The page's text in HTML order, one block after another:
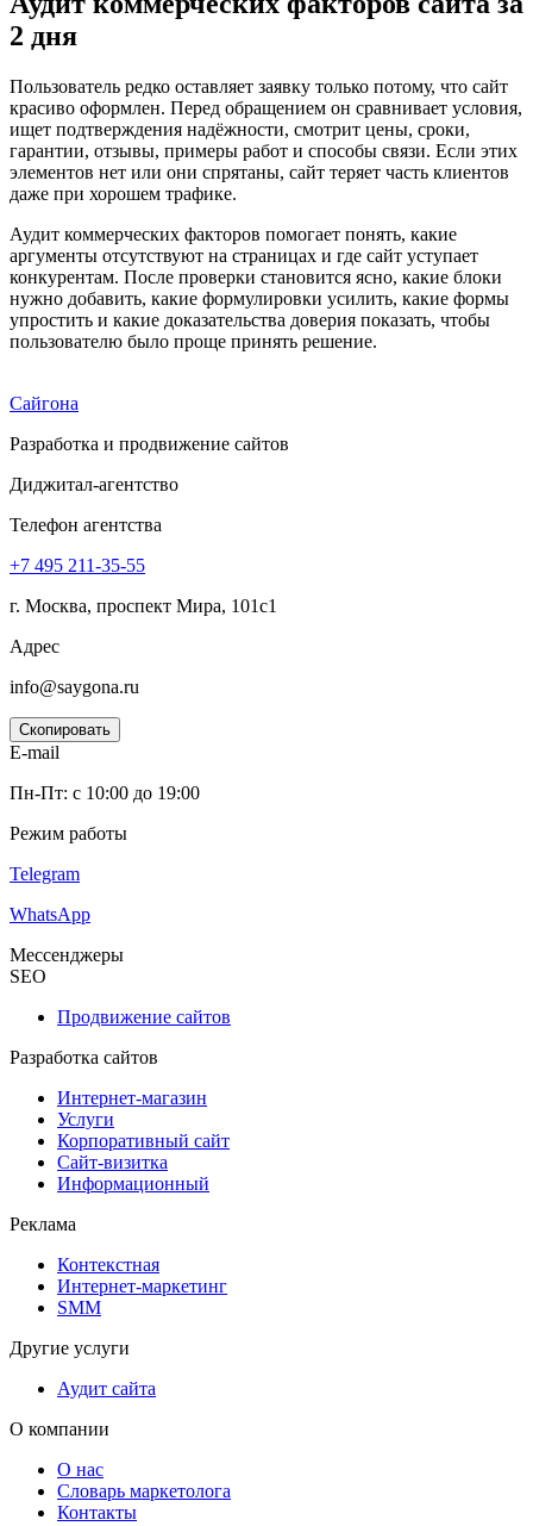
2 дня
Пользователь редко оставляет заявку только потому, что сайт
красиво оформлен. Перед обращением он сравнивает условия,
ищет подтверждения надёжности, смотрит цены, сроки,
гарантии, отзывы, примеры работ и способы связи. Если этих
элементов нет или они спрятаны, сайт теряет часть клиентов
даже при хорошем трафике.
Аудит коммерческих факторов помогает понять, какие
аргументы отсутствуют на страницах и где сайт уступает
конкурентам. После проверки становится ясно, какие блоки
нужно добавить, какие формулировки усилить, какие формы
упростить и какие доказательства доверия показать, чтобы
пользователю было проще принять решение.
Сайгона
Разработка и продвижение сайтов
Диджитал-агентство
Телефон агентства
+7 495 211-35-55
г. Москва, проспект Мира, 101с1
Адрес
info@saygona.ru
Скопировать
E-mail
Пн-Пт: с 10:00 до 19:00
Режим работы
Telegram
WhatsApp
Мессенджеры
SEO
Продвижение сайтов
Разработка сайтов
Интернет-магазин
Услуги
Корпоративный сайт
Сайт-визитка
Информационный
Реклама
Контекстная
Интернет-маркетинг
SMM
Другие услуги
Аудит сайта
О компании
О нас
Словарь маркетолога
Контакты